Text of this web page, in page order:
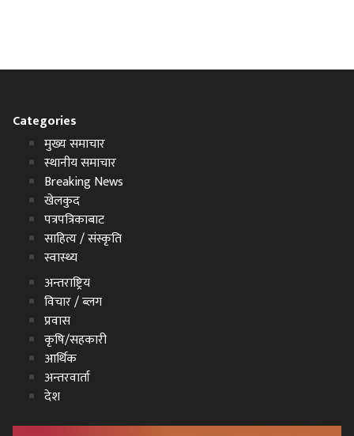
Categories
मुख्य समाचार
स्थानीय समाचार
Breaking News
खेलकुद
पत्रपत्रिकाबाट
साहित्य / संस्कृति
स्वास्थ्य
अन्तराष्ट्रिय
विचार / ब्लग
प्रवास
कृषि/सहकारी
आर्थिक
अन्तरवार्ता
देश